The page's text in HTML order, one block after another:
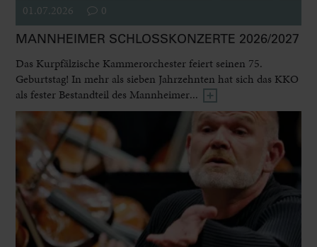
01.07.2026 0
MANNHEIMER SCHLOSSKONZERTE 2026/2027
Das Kurpfälzische Kammerorchester feiert seinen 75.
Geburtstag! In mehr als sieben Jahrzehnten hat sich das KKO
als fester Bestandteil des Mannheimer...